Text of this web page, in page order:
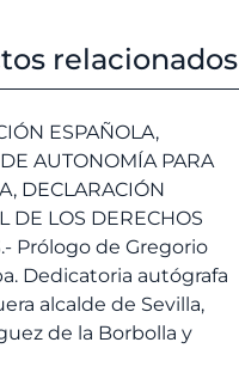
relacionados
ESPAÑOLA,
AUTONOMÍA PARA
DECLARACIÓN
DE LOS DERECHOS
Prólogo de Gregorio
Dedicatoria autógrafa
alcalde de Sevilla,
de la Borbolla y